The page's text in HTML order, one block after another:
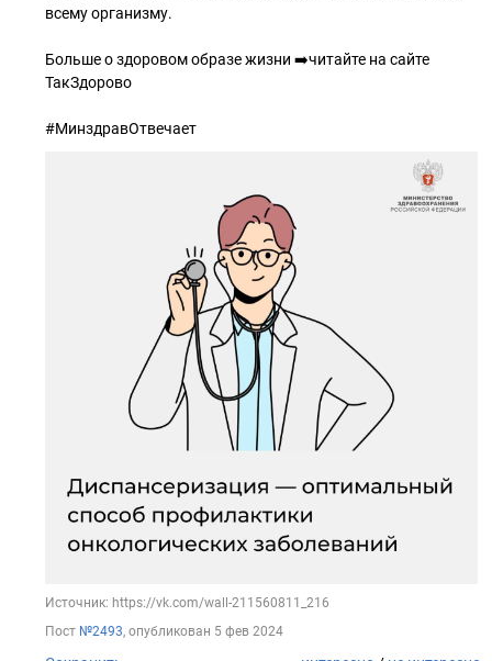
всему организму.
Больше о здоровом образе жизни ➡️читайте на сайте
ТакЗдорово
#МинздравОтвечает
Источник: https://vk.com/wall-211560811_216
Пост №2493, опубликован 5 фев 2024